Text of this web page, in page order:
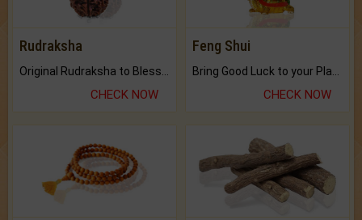
Rudraksha
CHECK NOW
Feng Shui
CHECK NOW